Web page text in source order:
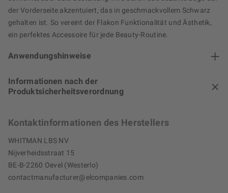
der Vorderseite akzentuiert, das in geschmackvollem Schwarz
gehalten ist. So vereint der Flakon Funktionalität und Ästhetik,
ein perfektes Accessoire für jede Beauty-Routine.
Anwendungshinweise
Informationen nach der
Produktsicherheitsverordnung
Kontaktinformationen des Herstellers
WHITMAN LBS NV
Nijverheidsstraat 15
BE-B-2260 Oevel (Westerlo)
contactmanufacturer@elcompanies.com